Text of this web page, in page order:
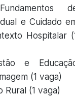
e Cuidado
Hospitalar
e
(1 vaga)
Rural (1 vaga)